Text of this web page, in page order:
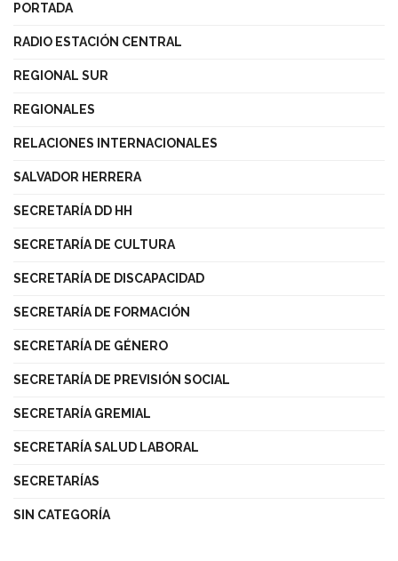
PORTADA
RADIO ESTACIÓN CENTRAL
REGIONAL SUR
REGIONALES
RELACIONES INTERNACIONALES
SALVADOR HERRERA
SECRETARÍA DD HH
SECRETARÍA DE CULTURA
SECRETARÍA DE DISCAPACIDAD
SECRETARÍA DE FORMACIÓN
SECRETARÍA DE GÉNERO
SECRETARÍA DE PREVISIÓN SOCIAL
SECRETARÍA GREMIAL
SECRETARÍA SALUD LABORAL
SECRETARÍAS
SIN CATEGORÍA